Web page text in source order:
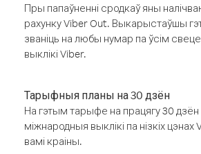
Пры папаўненні сродкаў яны
рахунку Viber Out. Выкарыстаўшы
званіць на любы нумар па ўсім свеце
выклікі Viber.
Тарыфныя планы на 30 дзён
На гэтым тарыфе на працягу 30
міжнародныя выклікі па нізкіх
вамі краіны.